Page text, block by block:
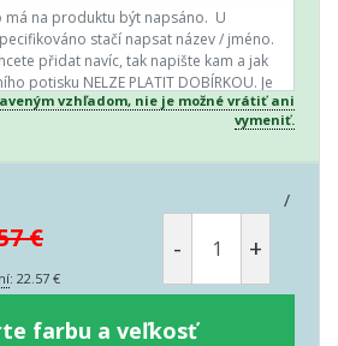
vzhľadom, nie je možné vrátiť ani
vymeniť.
/
€
: 22.57 €
- +
farbu a veľkosť